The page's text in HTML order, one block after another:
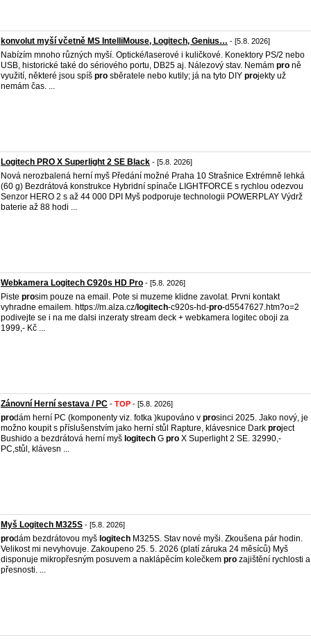
konvolut myší včetně MS IntelliMouse, Logitech, Genius… - [5.8. 2026]
Nabízím mnoho různých myší. Optické/laserové i kuličkové. Konektory PS/2 nebo
USB, historické také do sériového portu, DB25 aj. Nálezový stav. Nemám pro ně
využití, některé jsou spíš pro sběratele nebo kutily; já na tyto DIY projekty už
nemám čas. ...
Logitech PRO X Superlight 2 SE Black - [5.8. 2026]
Nová nerozbalená herní myš Předání možné Praha 10 Strašnice Extrémně lehká
(60 g) Bezdrátová konstrukce Hybridní spínače LIGHTFORCE s rychlou odezvou
Senzor HERO 2 s až 44 000 DPI Myš podporuje technologii POWERPLAY Výdrž
baterie až 88 hodi ...
Webkamera Logitech C920s HD Pro - [5.8. 2026]
Piste prosim pouze na email. Pote si muzeme klidne zavolat. Prvni kontakt
vyhradne emailem. https://m.alza.cz/logitech-c920s-hd-pro-d5547627.htm?o=2
podivejte se i na me dalsi inzeraty stream deck + webkamera logitec oboji za
1999,- Kč ...
Zánovní Herní sestava / PC - TOP - [5.8. 2026]
prodám herní PC (komponenty viz. fotka )kupováno v prosinci 2025. Jako nový, je
možno koupit s příslušenstvím jako herní stůl Rapture, klávesnice Dark project
Bushido a bezdrátová herní myš logitech G pro X Superlight 2 SE. 32990,-
PC,stůl, klávesn ...
Myš Logitech M325S - [5.8. 2026]
prodám bezdrátovou myš logitech M325S. Stav nové myši. Zkoušena pár hodin.
Velikost mi nevyhovuje. Zakoupeno 25. 5. 2026 (platí záruka 24 měsíců) Myš
disponuje mikropřesným posuvem a naklápěcím kolečkem pro zajištění rychlosti a
přesnosti. ...